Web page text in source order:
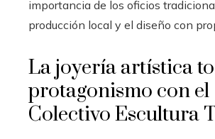
importancia de los oficios
producción local y el diseño con
La joyería artística
protagonismo con el
Colectivo Escultura